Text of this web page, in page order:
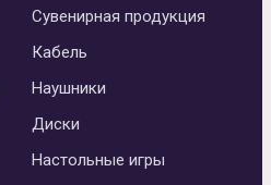
Сувенирная продукция
Кабель
Наушники
Диски
Настольные игры